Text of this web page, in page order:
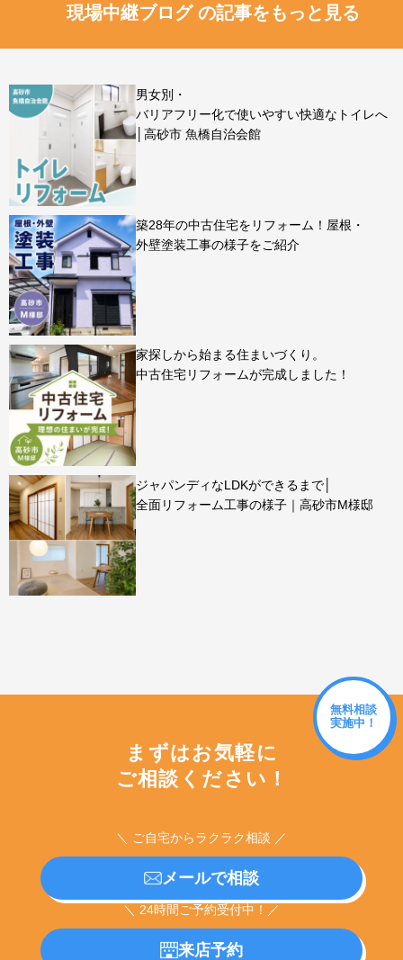
現場中継ブログ の記事をもっと見る
男女別・
バリアフリー化で使いやすい快適なトイレへ
│高砂市 魚橋自治会館
築28年の中古住宅をリフォーム！屋根・
外壁塗装工事の様子をご紹介
家探しから始まる住まいづくり。
中古住宅リフォームが完成しました！
ジャパンディなLDKができるまで│
全面リフォーム工事の様子｜高砂市M様邸
無料相談
実施中！
まずはお気軽に
ご相談ください！
＼ ご自宅からラクラク相談 ／
メールで相談
＼ 24時間ご予約受付中！／
来店予約